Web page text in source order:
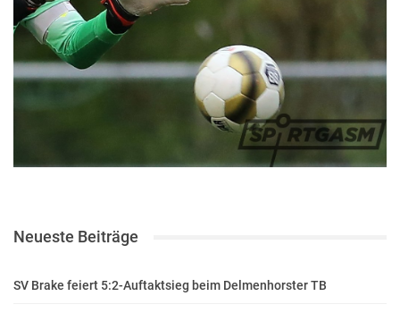
Neueste Beiträge
SV Brake feiert 5:2-Auftaktsieg beim Delmenhorster TB